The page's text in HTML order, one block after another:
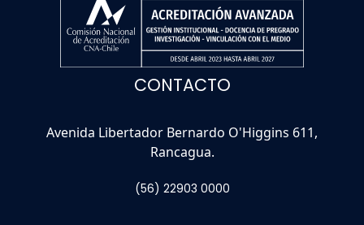
CONTACTO
Avenida Libertador Bernardo O'Higgins 611,
Rancagua.
(56) 22903 0000